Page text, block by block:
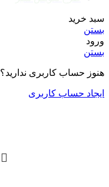
سبد خرید
بستن
ورود
بستن
هنوز حساب کاربری ندارید؟
ایجاد حساب کاربری